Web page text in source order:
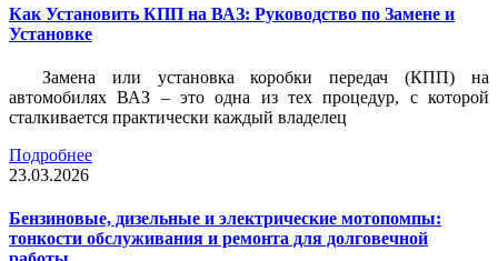
Как Установить КПП на ВАЗ: Руководство по Замене и
Установке
Замена или установка коробки передач (КПП) на
автомобилях ВАЗ – это одна из тех процедур, с которой
сталкивается практически каждый владелец
Подробнее
23.03.2026
Бензиновые, дизельные и электрические мотопомпы:
тонкости обслуживания и ремонта для долговечной